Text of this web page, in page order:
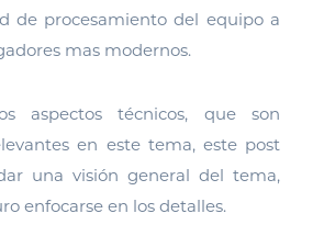
de procesamiento del equipo a
mas modernos.
aspectos técnicos, que son
en este tema, este post
una visión general del tema,
enfocarse en los detalles.